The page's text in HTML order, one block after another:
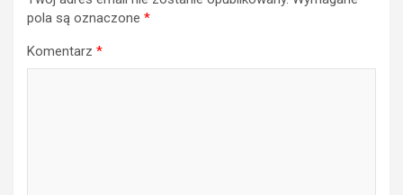
pola są oznaczone *
Komentarz *